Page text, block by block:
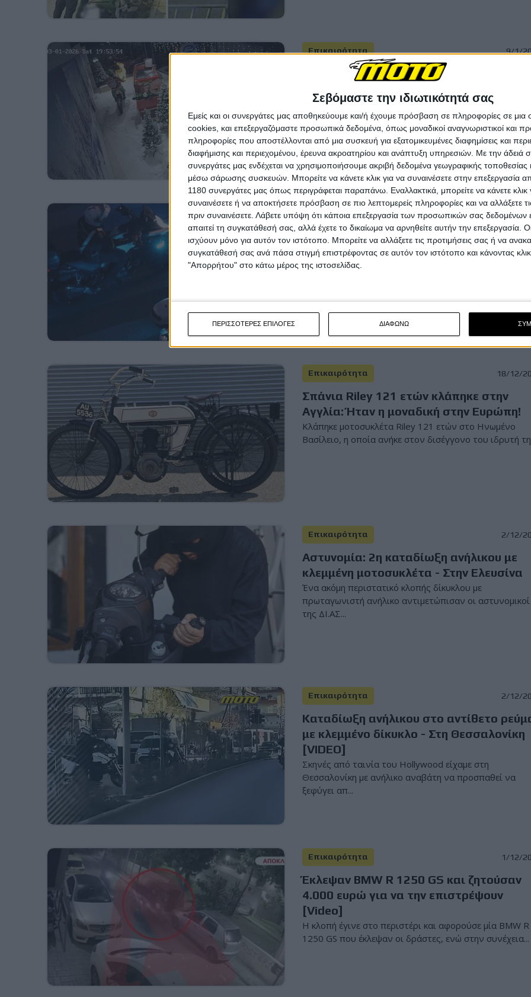
Σεβόμαστε την ιδιωτικότητά σας
Εμείς και οι συνεργάτες μας αποθηκεύουμε και/ή έχουμε πρόσβαση σε πληροφορίες σε
cookies, και επεξεργαζόμαστε προσωπικά δεδομένα, όπως μοναδικοί αναγνωριστικοί και
πληροφορίες που αποστέλλονται από μια συσκευή για εξατομικευμένες διαφημίσεις και
διαφήμισης και περιεχομένου, έρευνα ακροατηρίου και ανάπτυξη υπηρεσιών. Με την άδειά
συνεργάτες μας ενδέχεται να χρησιμοποιήσουμε ακριβή δεδομένα γεωγραφικής τοποθεσίας
μέσω σάρωσης συσκευών. Μπορείτε να κάνετε κλικ για να συναινέσετε στην επεξεργασία
1180 συνεργάτες μας όπως περιγράφεται παραπάνω. Εναλλακτικά, μπορείτε να κάνετε κλικ
συναινέσετε ή να αποκτήσετε πρόσβαση σε πιο λεπτομερείς πληροφορίες και να αλλάξετε
πριν συναινέσετε. Λάβετε υπόψη ότι κάποια επεξεργασία των προσωπικών σας δεδομένων
απαιτεί τη συγκατάθεσή σας, αλλά έχετε το δικαίωμα να αρνηθείτε αυτήν την επεξεργασία.
ισχύουν μόνο για αυτόν τον ιστότοπο. Μπορείτε να αλλάξετε τις προτιμήσεις σας ή να
συγκατάθεσή σας ανά πάσα στιγμή επιστρέφοντας σε αυτόν τον ιστότοπο και κάνοντας
"Απορρήτου" στο κάτω μέρος της ιστοσελίδας.
ΠΕΡΙΣΣΟΤΕΡΕΣ ΕΠΙΛΟΓΕΣ ΔΙΑΦΩΝΩ
Επικαιρότητα 9/1/
Μ. Βρετανία: Ευφάνταστη βιτρίνα
΄Άρπαξαν τρεις μοτοσυκλέτες [Video]
Κλέφτες εισέβαλαν σε ένα οικογενειακό φανοποιείο
κοντά στο Birmingham, έκλεψαν τρεις μοτοσυκλέτες
Επικαιρότητα 5/1/
Κερατσίνι: Νέα καταδίωξη ανηλίκων με
κλεμμένη μοτοσυκλέτα - 15χρονος
προσπάθησε να συνεχίσει πεζός
Επικαιρότητα 18/12/
Σπάνια Riley 121 ετών κλάπηκε στην
Αγγλία: Ήταν η μοναδική στην Ευρώπη!
Κλάπηκε μοτοσυκλέτα Riley 121 ετών στο Ηνωμένο
Βασίλειο, η οποία ανήκε στον δισέγγονο του ιδρυτή
Επικαιρότητα 2/12/
Αστυνομία: 2η καταδίωξη ανήλικου με
κλεμμένη μοτοσυκλέτα - Στην Ελευσίνα
Ένα ακόμη περιστατικό κλοπής δίκυκλου με
πρωταγωνιστή ανήλικο αντιμετώπισαν οι αστυνομικοί
της ΔΙ.ΑΣ...
Επικαιρότητα 2/12/
Καταδίωξη ανήλικου στο αντίθετο
με κλεμμένο δίκυκλο - Στη Θεσσαλονίκη
[VIDEO]
Σκηνές από ταινία του Hollywood είχαμε στη
Θεσσαλονίκη με ανήλικο αναβάτη να προσπαθεί να
ξεφύγει απ...
Επικαιρότητα 1/12/
Έκλεψαν BMW R 1250 GS και ζητούσαν
4.000 ευρώ για να την επιστρέψουν
[Video]
Η κλοπή έγινε στο περιστέρι και αφορούσε μία BMW R
1250 GS που έκλεψαν οι δράστες, ενώ στην συνέχεια...